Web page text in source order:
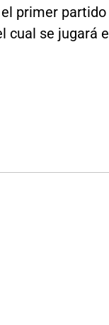
primer partido
cual se jugará